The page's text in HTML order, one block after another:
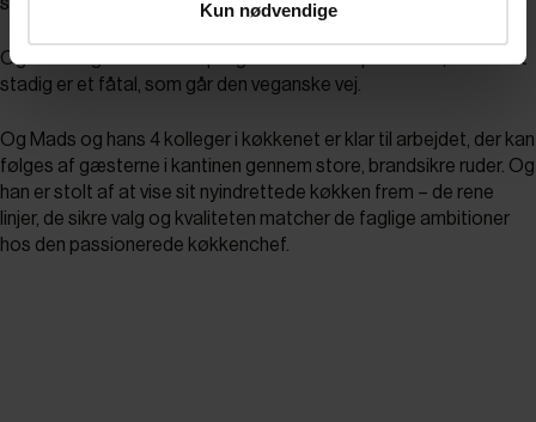
Kun nødvendige
solgt dobbelt så mange…”
Også flere gæster efterspørger laktosefrie produkter, mens det
stadig er et fåtal, som går den veganske vej.
Og Mads og hans 4 kolleger i køkkenet er klar til arbejdet, der kan
følges af gæsterne i kantinen gennem store, brandsikre ruder. Og
han er stolt af at vise sit nyindrettede køkken frem – de rene
linjer, de sikre valg og kvaliteten matcher de faglige ambitioner
hos den passionerede køkkenchef.